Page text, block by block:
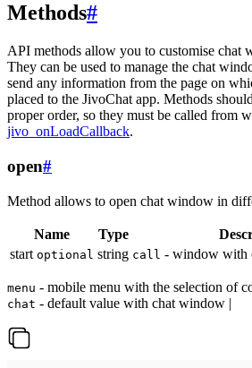
Methods#
API methods allow you to customise chat
They can be used to manage the chat
send any information from the page on
placed to the JivoChat app. Methods
proper order, so they must be called from
jivo_onLoadCallback.
open#
Method allows to open chat window in
Name Type
start optional string call - window with
menu - mobile menu with the selection of
chat - default value with chat window |